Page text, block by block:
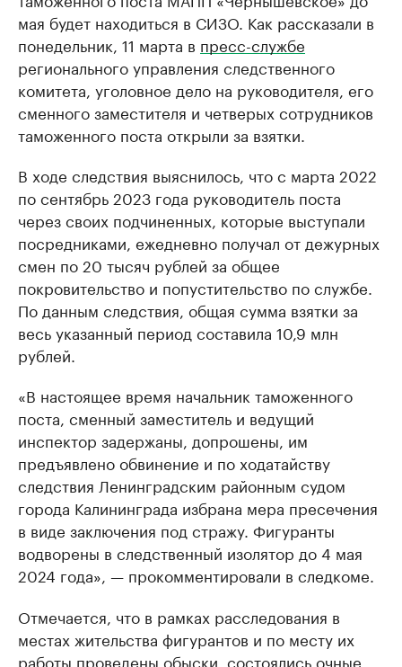
мая будет находиться в СИЗО. Как рассказали в
понедельник, 11 марта в пресс-службе
регионального управления следственного
комитета, уголовное дело на руководителя, его
сменного заместителя и четверых сотрудников
таможенного поста открыли за взятки.
В ходе следствия выяснилось, что с марта 2022
по сентябрь 2023 года руководитель поста
через своих подчиненных, которые выступали
посредниками, ежедневно получал от дежурных
смен по 20 тысяч рублей за общее
покровительство и попустительство по службе.
По данным следствия, общая сумма взятки за
весь указанный период составила 10,9 млн
рублей.
«В настоящее время начальник таможенного
поста, сменный заместитель и ведущий
инспектор задержаны, допрошены, им
предъявлено обвинение и по ходатайству
следствия Ленинградским районным судом
города Калининграда избрана мера пресечения
в виде заключения под стражу. Фигуранты
водворены в следственный изолятор до 4 мая
2024 года», — прокомментировали в следкоме.
Отмечается, что в рамках расследования в
местах жительства фигурантов и по месту их
работы проведены обыски, состоялись очные